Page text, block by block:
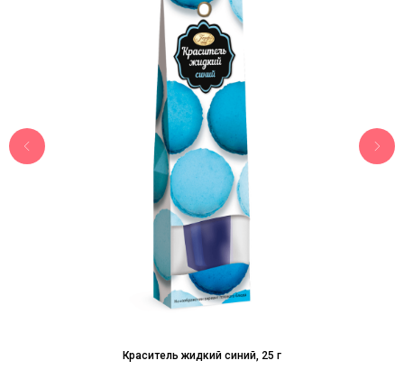
Краситель жидкий синий, 25 г